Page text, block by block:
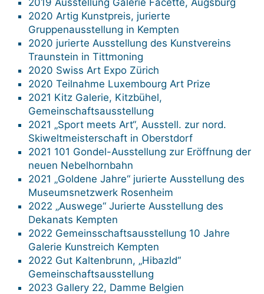
2020 Artig Kunstpreis, jurierte
Gruppenausstellung in Kempten
2020 jurierte Ausstellung des Kunstvereins
Traunstein in Tittmoning
2020 Swiss Art Expo Zürich
2020 Teilnahme Luxembourg Art Prize
2021 Kitz Galerie, Kitzbühel,
Gemeinschaftsausstellung
2021 „Sport meets Art“, Ausstell. zur nord.
Skiweltmeisterschaft in Oberstdorf
2021 101 Gondel-Ausstellung zur Eröffnung der
neuen Nebelhornbahn
2021 „Goldene Jahre“ jurierte Ausstellung des
Museumsnetzwerk Rosenheim
2022 „Auswege“ Jurierte Ausstellung des
Dekanats Kempten
2022 Gemeinsschaftsausstellung 10 Jahre
Galerie Kunstreich Kempten
2022 Gut Kaltenbrunn, „Hibazld“
Gemeinschaftsausstellung
2023 Gallery 22, Damme Belgien